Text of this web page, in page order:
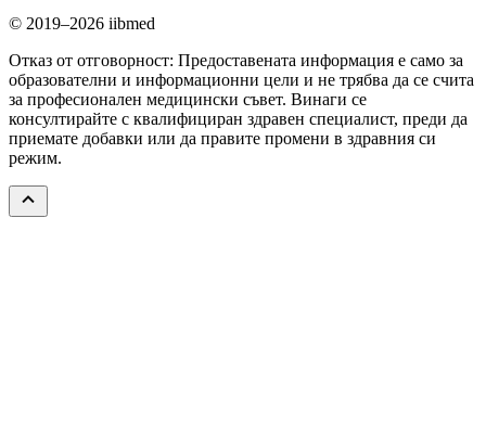
© 2019–2026 iibmed
Отказ от отговорност: Предоставената информация е само за
образователни и информационни цели и не трябва да се счита
за професионален медицински съвет. Винаги се
консултирайте с квалифициран здравен специалист, преди да
приемате добавки или да правите промени в здравния си
режим.